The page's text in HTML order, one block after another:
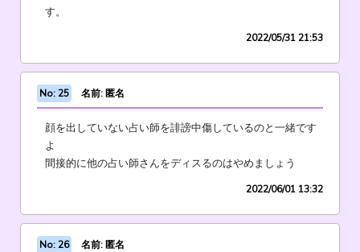
す。
2022/05/31 21:53
No: 25 名前: 匿名
顔を出していない占い師を誹謗中傷しているのと一緒です
よ
間接的に他の占い師さんをディスるのはやめましょう
2022/06/01 13:32
No: 26 名前: 匿名